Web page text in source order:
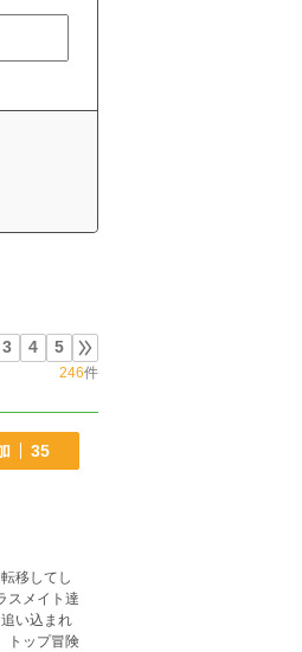
3 4 5
246件
35
移してし
スメイト達
い込まれ
トップ冒険